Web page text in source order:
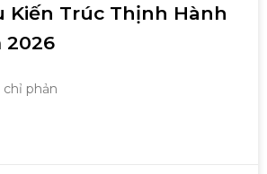
Kiến Trúc Thịnh Hành
2026
phản